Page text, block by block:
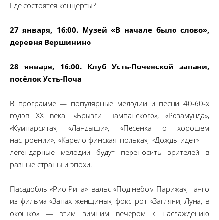
Где состоятся концерты?
27 января, 16:00. Музей «В начале было слово»,
деревня Вершинино
28 января, 16:00. Клуб Усть-Поченской запани,
посёлок Усть-Поча
В программе — популярные мелодии и песни 40-60-х
годов XX века. «Брызги шампанского», «Розамунда»,
«Кумпарсита», «Ландыши», «Песенка о хорошем
настроении», «Карело-финская полька», «Дождь идёт» —
легендарные мелодии будут переносить зрителей в
разные страны и эпохи.
Пасадобль «Рио-Рита», вальс «Под небом Парижа», танго
из фильма «Запах женщины», фокстрот «Загляни, Луна, в
окошко» — этим зимним вечером к наслаждению